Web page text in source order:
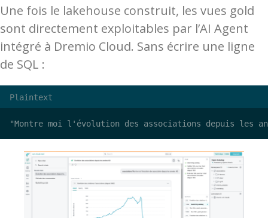
Une fois le lakehouse construit, les vues gold
sont directement exploitables par l’AI Agent
intégré à Dremio Cloud. Sans écrire une ligne
de SQL :
Plaintext
"Montre moi l'évolution des associations depuis les